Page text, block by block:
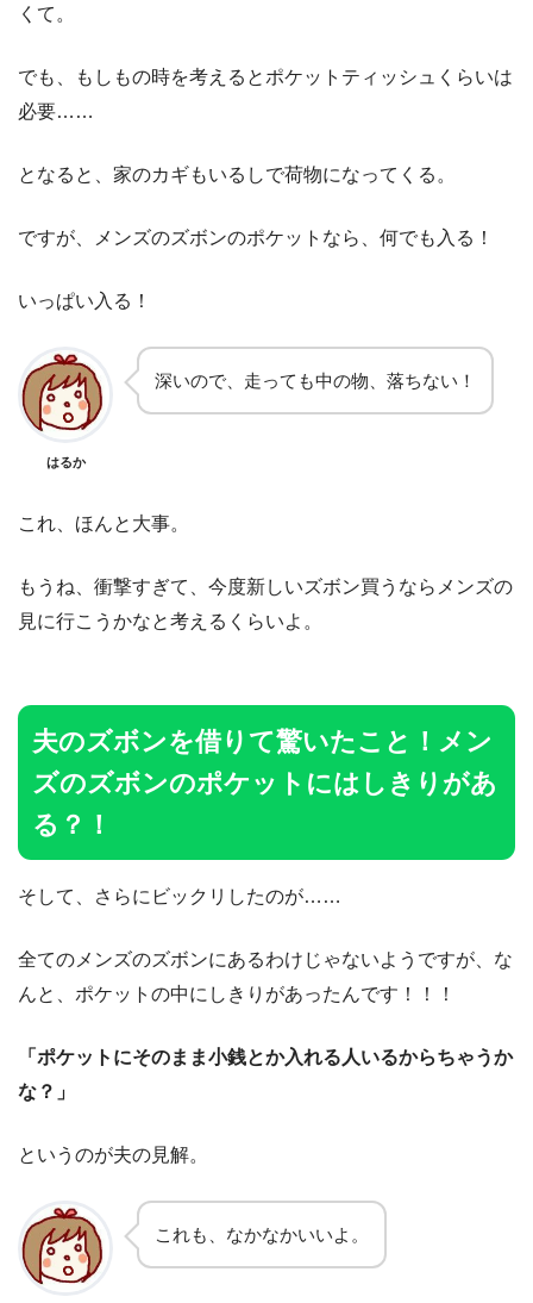
くて。
でも、もしもの時を考えるとポケットティッシュくらいは
必要……
となると、家のカギもいるしで荷物になってくる。
ですが、メンズのズボンのポケットなら、何でも入る！
いっぱい入る！
はるか
深いので、走っても中の物、落ちない！
これ、ほんと大事。
もうね、衝撃すぎて、今度新しいズボン買うならメンズの
見に行こうかなと考えるくらいよ。
夫のズボンを借りて驚いたこと！メン
ズのズボンのポケットにはしきりがあ
る？！
そして、さらにビックリしたのが……
全てのメンズのズボンにあるわけじゃないようですが、な
んと、ポケットの中にしきりがあったんです！！！
「ポケットにそのまま小銭とか入れる人いるからちゃうか
な？」
というのが夫の見解。
これも、なかなかいいよ。